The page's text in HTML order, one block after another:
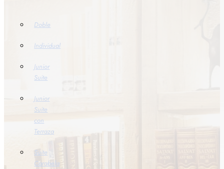
Doble
Individual
Junior
Suite
Junior
Suite
con
Terraza
Suite
Carabela